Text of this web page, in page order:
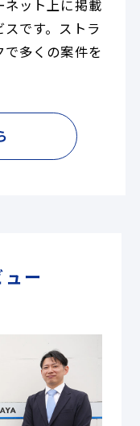
ット上に掲載
です。ストラ
多くの案件を
ー